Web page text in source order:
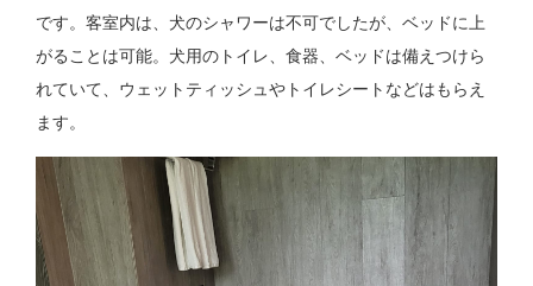
です。客室内は、犬のシャワーは不可でしたが、ベッドに上
がることは可能。犬用のトイレ、食器、ベッドは備えつけら
れていて、ウェットティッシュやトイレシートなどはもらえ
ます。